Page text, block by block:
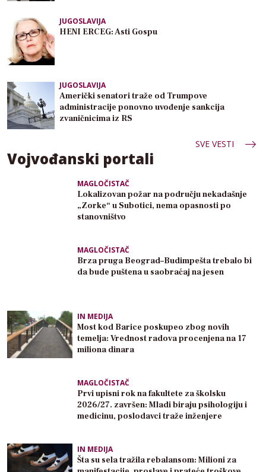
JUGOSLAVIJA
HENI ERCEG: Asti Gospu
JUGOSLAVIJA
Američki senatori traže od Trumpove
administracije ponovno uvođenje sankcija
zvaničnicima iz RS
SVE VESTI
Vojvođanski portali
MAGLOČISTAČ
Lokalizovan požar na području nekadašnje
„Zorke“ u Subotici, nema opasnosti po
stanovništvo
MAGLOČISTAČ
Brza pruga Beograd–Budimpešta trebalo bi
da bude puštena u saobraćaj na jesen
IN MEDIJA
Most kod Barice poskupeo zbog novih
temelja: Vrednost radova procenjena na 17
miliona dinara
MAGLOČISTAČ
Prvi upisni rok na fakultete za školsku
2026/27. završen: Mladi biraju psihologiju i
medicinu, poslodavci traže inženjere
IN MEDIJA
Šta su sela tražila rebalansom: Milioni za